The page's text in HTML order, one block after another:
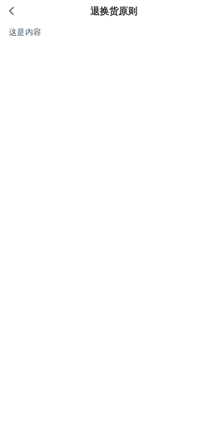
退换货原则
这是内容